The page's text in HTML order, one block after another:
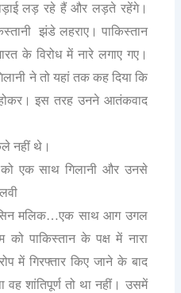
लड़ रहे हैं और लड़ते रहेंगे।
झंडे लहराए। पाकिस्तान
के विरोध में नारे लगाए गए।
ने तो यहां तक कह दिया कि
इस तरह उनने आतंकवाद
नहीं थे।
एक साथ गिलानी और उनसे
मलिक…एक साथ आग उगल
पाकिस्तान के पक्ष में नारा
में गिरफ्तार किए जाने के बाद
वह शांतिपूर्ण तो था नहीं। उसमें